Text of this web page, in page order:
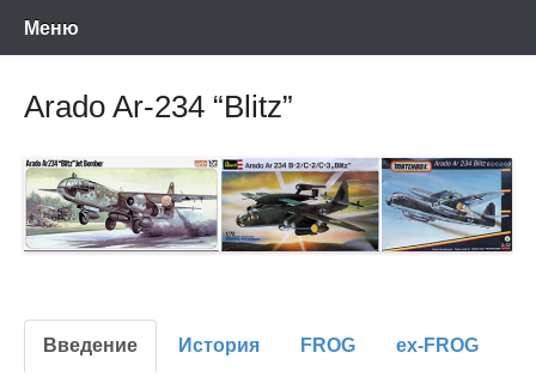
Перейти
Ретро-Модели.Ру
времен СССР и постсоветского периода. Проект участников сайтов
Меню
Arado Ar-234 “Blitz”
Введение История FROG ex-FROG